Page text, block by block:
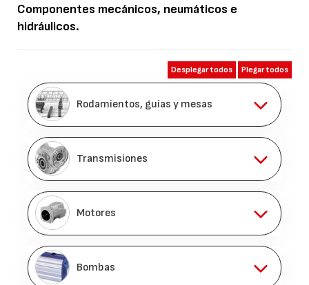
Componentes mecánicos, neumáticos e
hidráulicos.
Desplegar todos Plegar todos
Rodamientos, guías y mesas
Transmisiones
Motores
Bombas